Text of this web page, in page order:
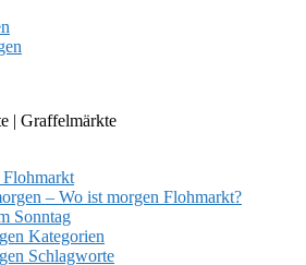
| Graffelmärkte
Flohmarkt
– Wo ist morgen Flohmarkt?
Sonntag
Kategorien
Schlagworte